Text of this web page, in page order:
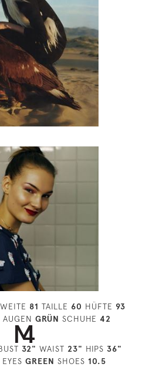
81 TAILLE 60 HÜFTE 93
AUGEN GRÜN SCHUHE 42
32" WAIST 23" HIPS 36"
EYES GREEN SHOES 10.5